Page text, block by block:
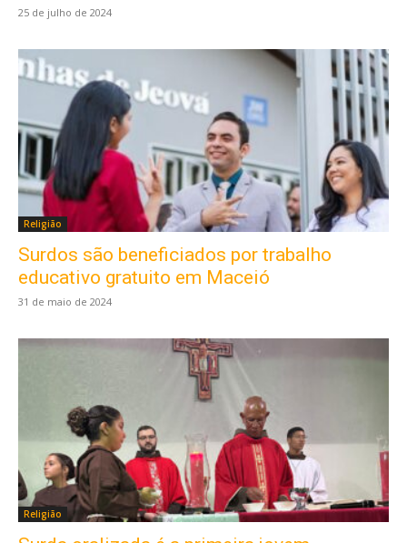
25 de julho de 2024
Religião
Surdos são beneficiados por trabalho
educativo gratuito em Maceió
31 de maio de 2024
Religião